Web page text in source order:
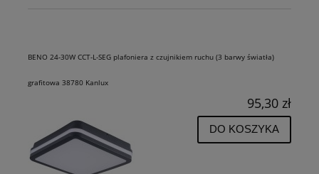
BENO 24-30W CCT-L-SEG plafoniera z czujnikiem ruchu (3 barwy światła)
grafitowa 38780 Kanlux
95,30 zł
DO KOSZYKA